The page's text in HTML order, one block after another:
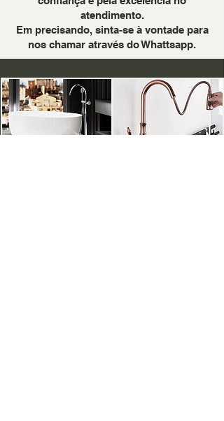
atendimento.
Em precisando, sinta-se à vontade para
nos chamar através do Whattsapp.